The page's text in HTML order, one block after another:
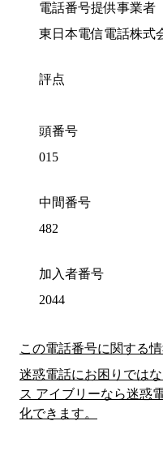
電話番号提供事業者
東日本電信電話株式
評点
頭番号
015
中間番号
482
加入者番号
2044
この電話番号に関する
迷惑電話にお困りでは
ス アイブリーなら迷惑
化できます。